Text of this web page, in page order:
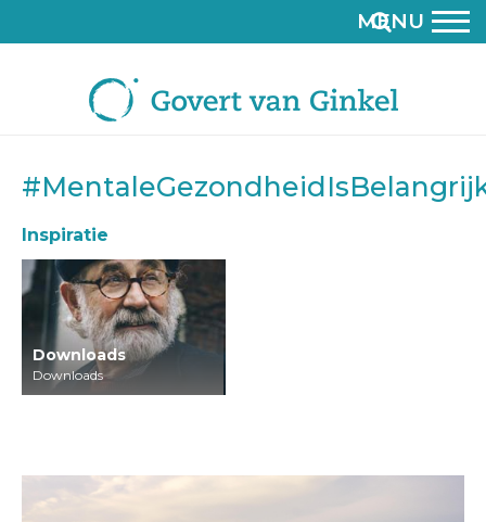
MENU
Inspiratie
Downloads
Downloads